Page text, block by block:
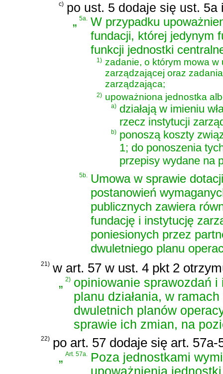
c) po ust. 5 dodaje się ust. 5a
„5a. W przypadku
fundacji, której jedynym
funkcji jednostki
1) zadanie, o którym mowa
zarządzającej oraz
zarządzająca;
2) upoważniona jednostka
a) działają w imieniu
rzecz instytucji
b) ponoszą koszty
1; do ponoszenia
przepisy wydane na
5b. Umowa w sprawie
postanowień
publicznych zawiera
fundację i instytucję
poniesionych przez
dwuletniego planu
21) w art. 57 w ust. 4 pkt 2
„2) opiniowanie sprawozdań
planu działania, w
dwuletnich planów
sprawie ich zmian, na
22) po art. 57 dodaje się art.
„Art. 57a. Poza jednostkami